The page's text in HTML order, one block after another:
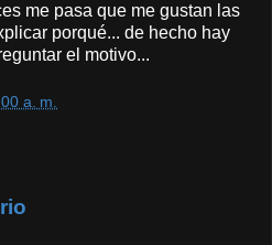
me pasa que me gustan las
porqué... de hecho hay
el motivo...
a. m.